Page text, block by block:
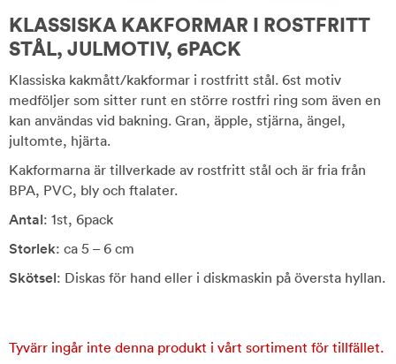
KLASSISKA KAKFORMAR I ROSTFRITT
STÅL, JULMOTIV, 6PACK
Klassiska kakmått/kakformar i rostfritt stål. 6st motiv
medföljer som sitter runt en större rostfri ring som även en
kan användas vid bakning. Gran, äpple, stjärna, ängel,
jultomte, hjärta.
Kakformarna är tillverkade av rostfritt stål och är fria från
BPA, PVC, bly och ftalater.
Antal: 1st, 6pack
Storlek: ca 5 – 6 cm
Skötsel: Diskas för hand eller i diskmaskin på översta hyllan.
Tyvärr ingår inte denna produkt i vårt sortiment för tillfället.